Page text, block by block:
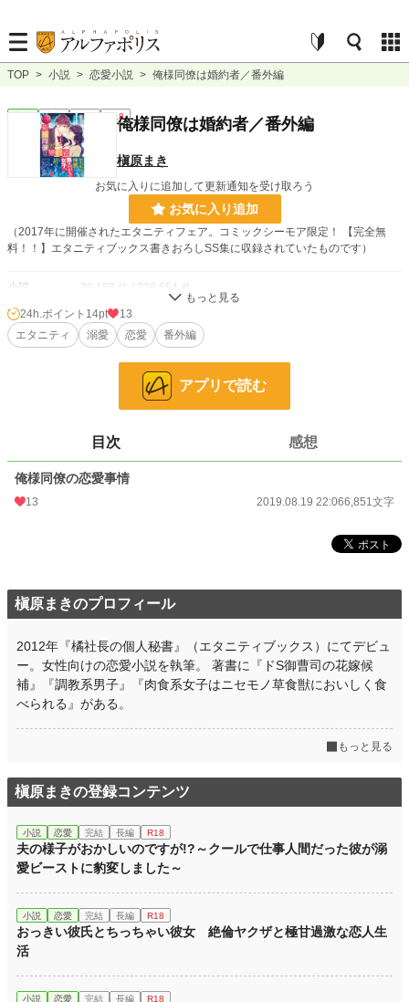
TOP > 小説 > 恋愛小説 > 俺様同僚は婚約者／番外編
完結 短編 R18俺様同僚は婚約者／番外編
槇原まき
お気に入りに追加して更新通知を受け取ろう
お気に入り追加
（2017年に開催されたエタニティフェア。コミックシーモア限定！ 【完全無
料！！】エタニティブックス書きおろしSS集に収録されていたものです）
小説 30,168 位 / 228,654 件
恋愛 12,910 位 / 66,334 件
お気に入り 146
2019.08.19 22:06
初回公開日時 2019.08.19 22:06
年間ポイント 2,465 pt (62,170 位)
累計ポイント 110,704 pt (28,660 位)
24h.ポイント 14pt
13
エタニティ
溺愛 恋愛 番外編
アプリで読む
目次 感想
俺様同僚の恋愛事情
13 2019.08.19 22:066,851文字
槇原まきのプロフィール
2012年『橘社長の個人秘書』（エタニティブックス）にてデビュ
ー。女性向けの恋愛小説を執筆。 著書に『ドS御曹司の花嫁候
補』『調教系男子』『肉食系女子はニセモノ草食獣においしく食
べられる』がある。
もっと見る
槇原まきの登録コンテンツ
小説 恋愛 完結 長編 R18
夫の様子がおかしいのですが!?～クールで仕事人間だった彼が溺
愛ビーストに豹変しました～
小説 恋愛 完結 長編 R18
おっきい彼氏とちっちゃい彼女 絶倫ヤクザと極甘過激な恋人生
活
小説 恋愛 完結 長編 R18